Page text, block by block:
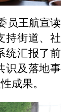
员王航宣读
持街道、社
统汇报了前
识及落地事
成果。